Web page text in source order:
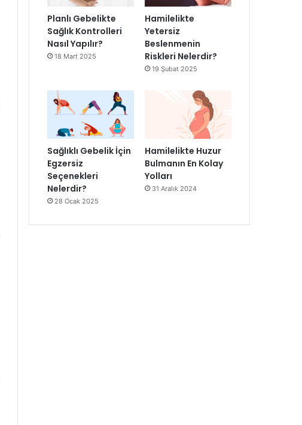
Planlı Gebelikte
Sağlık Kontrolleri
Nasıl Yapılır?
18 Mart 2025
Hamilelikte
Yetersiz
Beslenmenin
Riskleri Nelerdir?
19 Şubat 2025
Sağlıklı Gebelik İçin
Egzersiz
Seçenekleri
Nelerdir?
28 Ocak 2025
Hamilelikte Huzur
Bulmanın En Kolay
Yolları
31 Aralık 2024